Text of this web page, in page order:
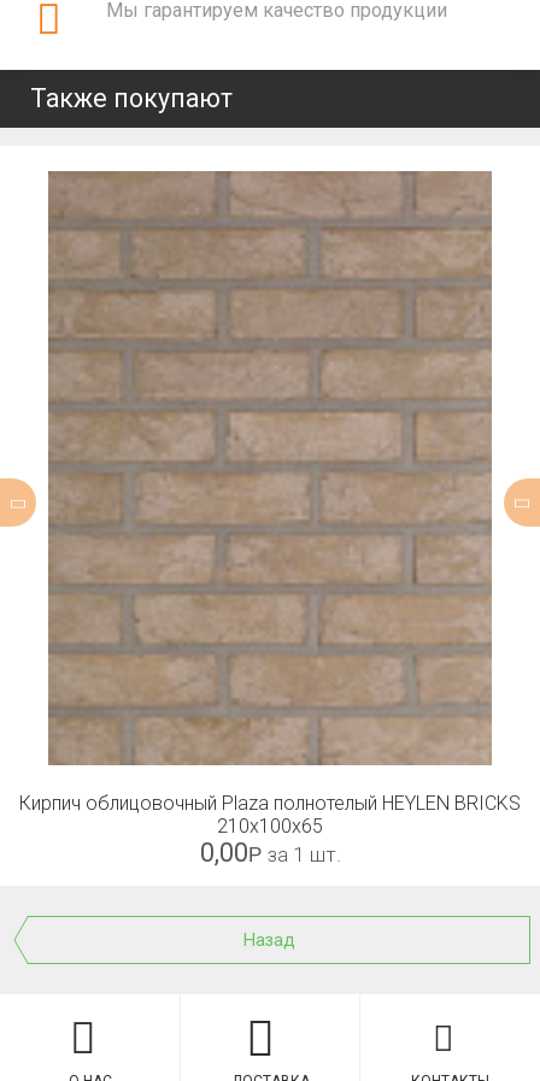
Мы гарантируем качество продукции
Также покупают
Кирпич облицовочный Plaza полнотелый HEYLEN BRICKS
210x100x65
0,00Р за 1 шт.
Назад